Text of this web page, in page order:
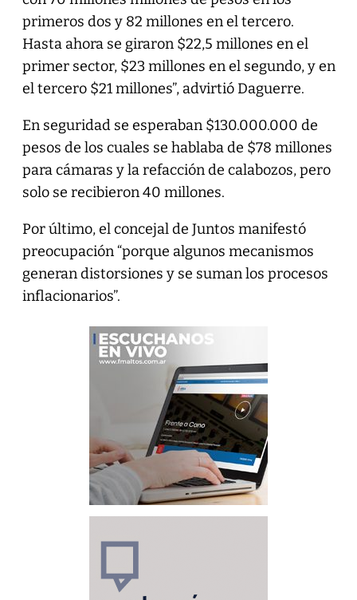
primeros dos y 82 millones en el tercero.
Hasta ahora se giraron $22,5 millones en el
primer sector, $23 millones en el segundo, y en
el tercero $21 millones”, advirtió Daguerre.
En seguridad se esperaban $130.000.000 de
pesos de los cuales se hablaba de $78 millones
para cámaras y la refacción de calabozos, pero
solo se recibieron 40 millones.
Por último, el concejal de Juntos manifestó
preocupación “porque algunos mecanismos
generan distorsiones y se suman los procesos
inflacionarios”.